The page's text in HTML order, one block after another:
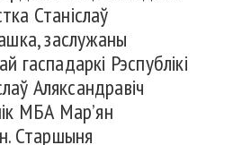
Станіслаў
заслужаны
гаспадаркі Рэспублікі
Аляксандравіч
МБА Мар’ян
Старшыня